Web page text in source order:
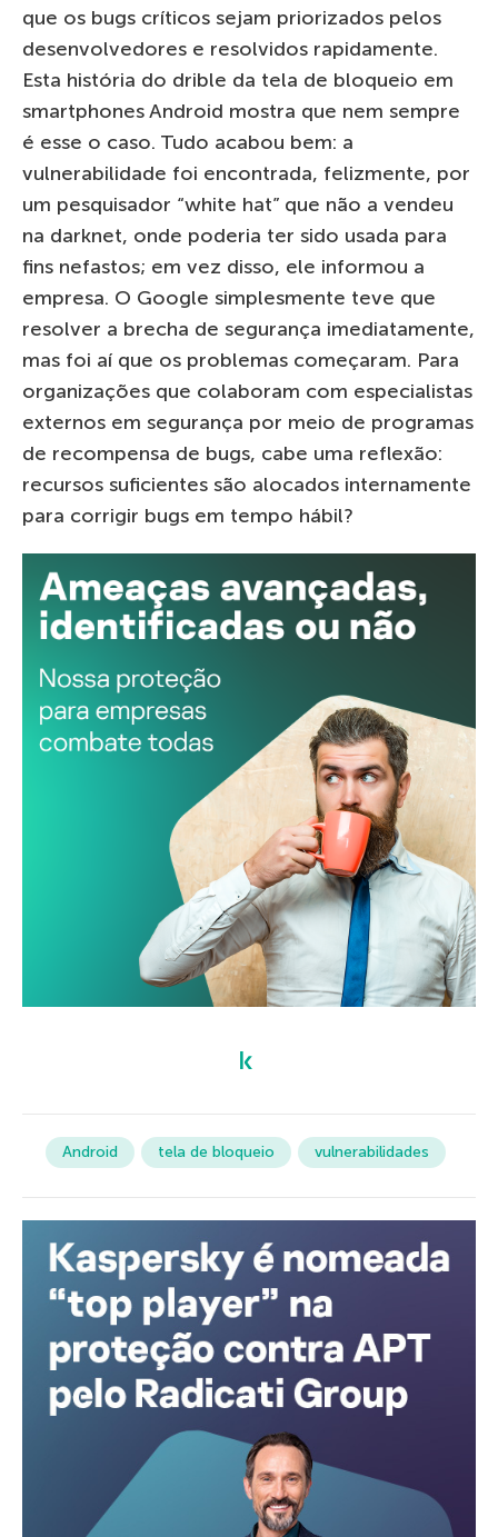
que os bugs críticos sejam priorizados pelos
desenvolvedores e resolvidos rapidamente.
Esta história do drible da tela de bloqueio em
smartphones Android mostra que nem sempre
é esse o caso. Tudo acabou bem: a
vulnerabilidade foi encontrada, felizmente, por
um pesquisador “white hat” que não a vendeu
na darknet, onde poderia ter sido usada para
fins nefastos; em vez disso, ele informou a
empresa. O Google simplesmente teve que
resolver a brecha de segurança imediatamente,
mas foi aí que os problemas começaram. Para
organizações que colaboram com especialistas
externos em segurança por meio de programas
de recompensa de bugs, cabe uma reflexão:
recursos suficientes são alocados internamente
para corrigir bugs em tempo hábil?
Android tela de bloqueio vulnerabilidades